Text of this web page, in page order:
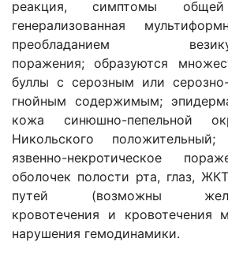
реакция, симптомы общей
генерализованная
преобладанием
поражения; образуются
буллы с серозным или серозно-
гнойным содержимым;
кожа синюшно-пепельной
Никольского
язвенно-некротическое
оболочек полости рта, глаз,
путей (возможны
кровотечения и кровотечения
нарушения гемодинамики.